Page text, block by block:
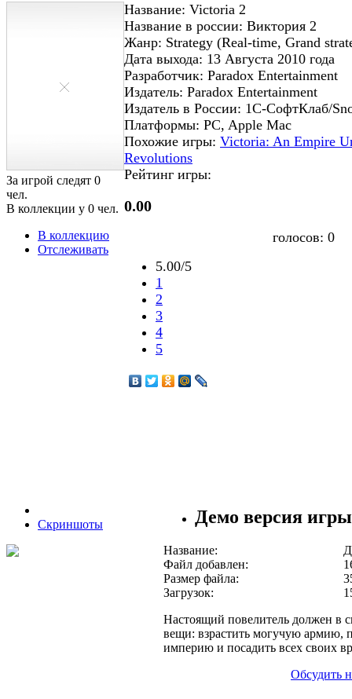
За игрой следят 0
чел.
В коллекции у 0 чел.
В коллекцию
Отслеживать
Название: Victoria 2
Название в россии: Виктория 2
Жанр: Strategy (Real-time, Grand
Дата выхода: 13 Августа 2010 года
Разработчик: Paradox Entertainment
Издатель: Paradox Entertainment
Издатель в России: 1С-СофтКлаб/
Платформы: PC, Apple Mac
Похожие игры: Victoria: An Empire
Revolutions
Рейтинг игры:
0.00
голосов: 0
5.00/5
1
2
3
4
5
Скриншоты Демо версия
Название:
Файл добавлен:
Размер файла:
Загрузок:
Настоящий повелитель должен в
вещи: взрастить могучую армию,
империю и посадить всех своих
Обсудить